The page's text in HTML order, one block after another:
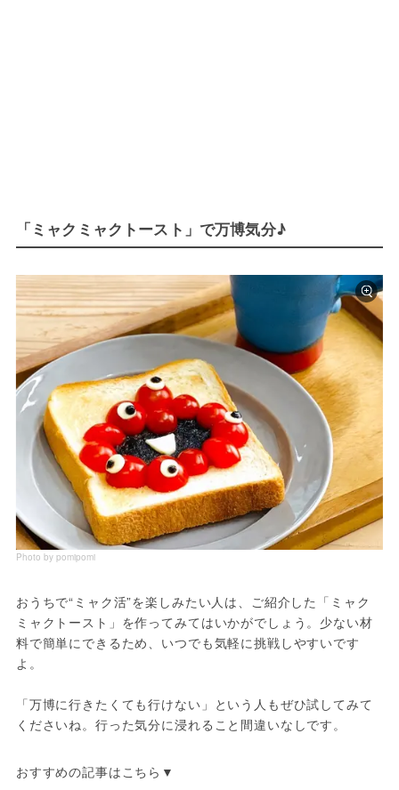
「ミャクミャクトースト」で万博気分♪
Photo by pomipomi
おうちで“ミャク活”を楽しみたい人は、ご紹介した「ミャク
ミャクトースト」を作ってみてはいかがでしょう。少ない材
料で簡単にできるため、いつでも気軽に挑戦しやすいです
よ。
「万博に行きたくても行けない」という人もぜひ試してみて
くださいね。行った気分に浸れること間違いなしです。
おすすめの記事はこちら▼